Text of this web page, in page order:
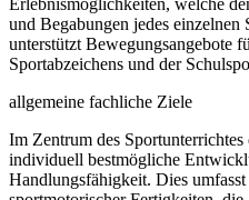
und Begabungen jedes
unterstützt Bewegungsangebote
Sportabzeichens und der
allgemeine fachliche Ziele
Im Zentrum des
individuell bestmögliche
Handlungsfähigkeit. Dies